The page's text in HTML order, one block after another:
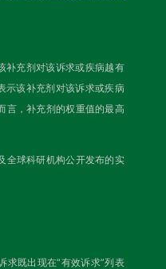
补充剂对该诉求或疾病越有
示该补充剂对该诉求或疾病
言，补充剂的权重值的最高
全球科研机构公开发布的实
求既出现在“有效诉求”列表